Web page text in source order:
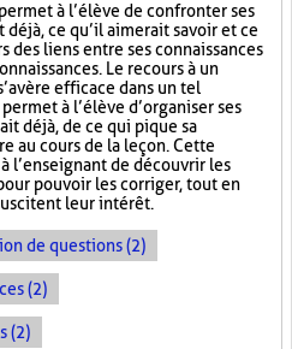
permet à l’élève de confronter ses
déjà, ce qu’il aimerait savoir et ce
des liens entre ses connaissances
Le recours à un
efficace dans un tel
à l’élève d’organiser ses
déjà, de ce qui pique sa
au cours de la leçon. Cette
l’enseignant de découvrir les
pouvoir les corriger, tout en
leur intérêt.
de questions (2)
(2)
(2)